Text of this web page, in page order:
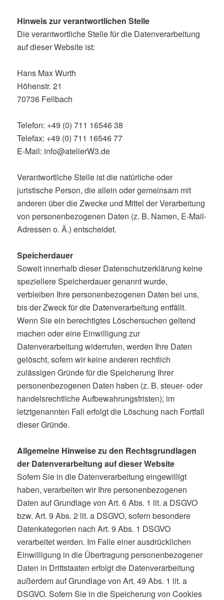
Hinweis zur verantwortlichen Stelle
Die verantwortliche Stelle für die Datenverarbeitung
auf dieser Website ist:
Hans Max Wurth
Höhenstr. 21
70736 Fellbach
Telefon: +49 (0) 711 16546 38
Telefax: +49 (0) 711 16546 77
E-Mail: info@atelierW3.de
Verantwortliche Stelle ist die natürliche oder
juristische Person, die allein oder gemeinsam mit
anderen über die Zwecke und Mittel der Verarbeitung
von personenbezogenen Daten (z. B. Namen, E-Mail-
Adressen o. Ä.) entscheidet.
Speicherdauer
Soweit innerhalb dieser Datenschutzerklärung keine
speziellere Speicherdauer genannt wurde,
verbleiben Ihre personenbezogenen Daten bei uns,
bis der Zweck für die Datenverarbeitung entfällt.
Wenn Sie ein berechtigtes Löschersuchen geltend
machen oder eine Einwilligung zur
Datenverarbeitung widerrufen, werden Ihre Daten
gelöscht, sofern wir keine anderen rechtlich
zulässigen Gründe für die Speicherung Ihrer
personenbezogenen Daten haben (z. B. steuer- oder
handelsrechtliche Aufbewahrungsfristen); im
letztgenannten Fall erfolgt die Löschung nach Fortfall
dieser Gründe.
Allgemeine Hinweise zu den Rechtsgrundlagen
der Datenverarbeitung auf dieser Website
Sofern Sie in die Datenverarbeitung eingewilligt
haben, verarbeiten wir Ihre personenbezogenen
Daten auf Grundlage von Art. 6 Abs. 1 lit. a DSGVO
bzw. Art. 9 Abs. 2 lit. a DSGVO, sofern besondere
Datenkategorien nach Art. 9 Abs. 1 DSGVO
verarbeitet werden. Im Falle einer ausdrücklichen
Einwilligung in die Übertragung personenbezogener
Daten in Drittstaaten erfolgt die Datenverarbeitung
außerdem auf Grundlage von Art. 49 Abs. 1 lit. a
DSGVO. Sofern Sie in die Speicherung von Cookies